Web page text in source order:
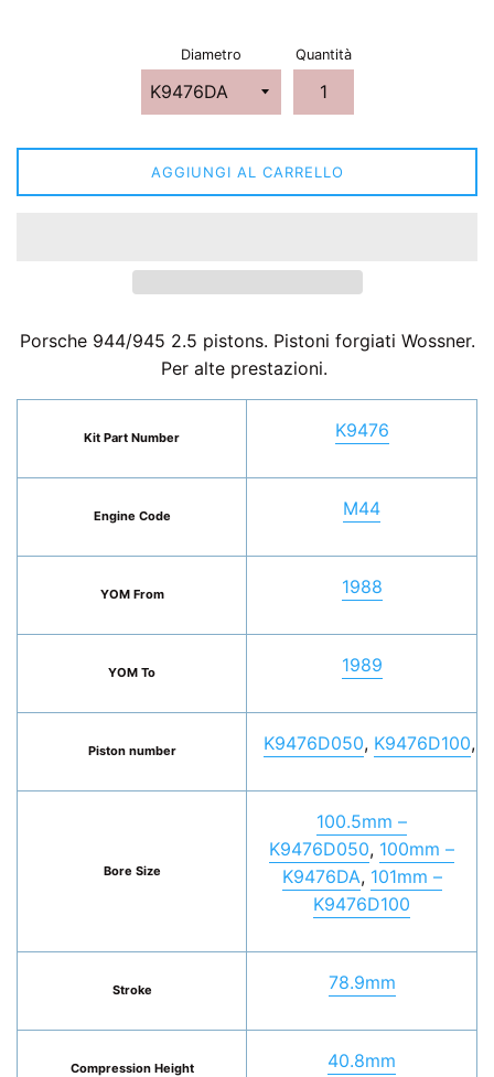
Diametro Quantità
AGGIUNGI AL CARRELLO
Porsche 944/945 2.5 pistons. Pistoni forgiati Wossner.
Per alte prestazioni.
Kit Part Number K9476
Engine Code M44
YOM From 1988
YOM To 1989
Piston number K9476D050, K9476D100,
Bore Size
100.5mm –
K9476D050, 100mm –
K9476DA, 101mm –
K9476D100
Stroke 78.9mm
Compression Height 40.8mm